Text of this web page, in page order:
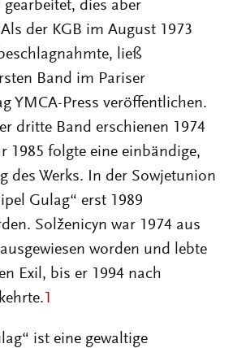
dies aber
der KGB im August 1973
ließ
Band im Pariser
YMCA-Press veröffentlichen.
dritte Band erschienen 1974
1985 folgte eine einbändige,
des Werks. In der Sowjetunion
Gulag“ erst 1989
Solženicyn war 1974 aus
worden und lebte
Exil, bis er 1994 nach
1
ist eine gewaltige